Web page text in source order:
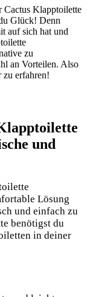
Cactus Klapptoilette
Glück! Denn
auf sich hat und
zu
an Vorteilen. Also
zu erfahren!
und
Lösung
und einfach zu
benötigst du
in deiner